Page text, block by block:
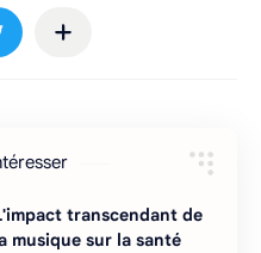
transcendant de
musique sur la santé